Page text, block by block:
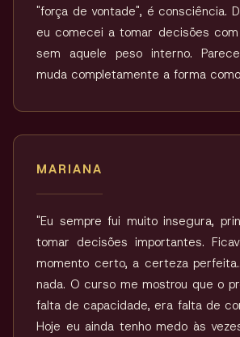
"força de vontade", é consciência.
eu comecei a tomar decisões
sem aquele peso interno.
muda completamente a forma
MARIANA
"Eu sempre fui muito insegura,
tomar decisões importantes.
momento certo, a certeza
nada. O curso me mostrou que o
falta de capacidade, era falta de
Hoje eu ainda tenho medo às